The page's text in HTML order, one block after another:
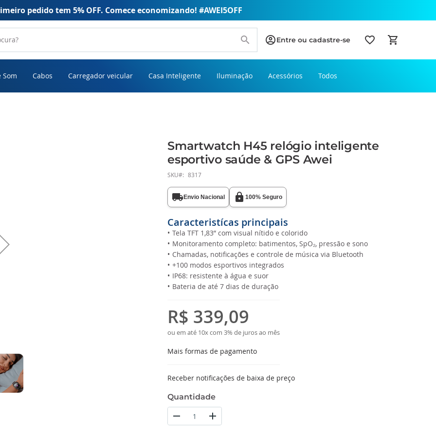
pedido tem 5% OFF. Comece economizando! #AWEI5OFF
Entre ou cadastre-se
Som Cabos Carregador veicular Casa Inteligente Iluminação Acessórios Todos
Smartwatch H45 relógio inteligente
esportivo saúde & GPS Awei
SKU 8317
Envio Nacional 100% Seguro
Caracteristícas principais
• Tela TFT 1,83” com visual nítido e colorido
• Monitoramento completo: batimentos, SpO₂, pressão e sono
• Chamadas, notificações e controle de música via Bluetooth
• +100 modos esportivos integrados
• IP68: resistente à água e suor
• Bateria de até 7 dias de duração
R$ 339,09
ou em até 10x com 3% de juros ao mês
Mais formas de pagamento
Receber notificações de baixa de preço
Quantidade